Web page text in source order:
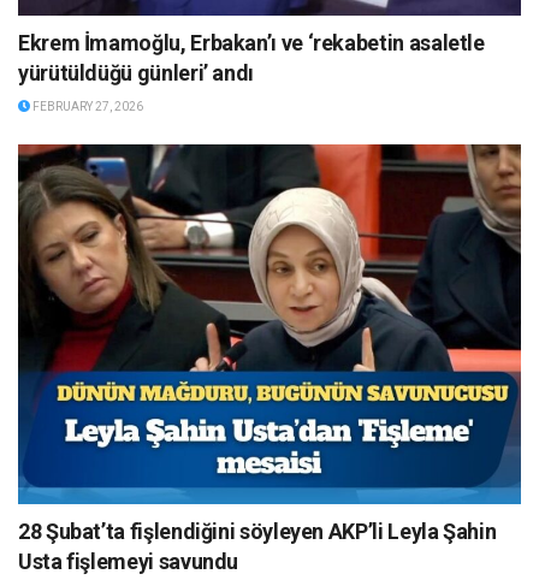
Ekrem İmamoğlu, Erbakan’ı ve ‘rekabetin asaletle
yürütüldüğü günleri’ andı
FEBRUARY 27, 2026
28 Şubat’ta fişlendiğini söyleyen AKP’li Leyla Şahin
Usta fişlemeyi savundu